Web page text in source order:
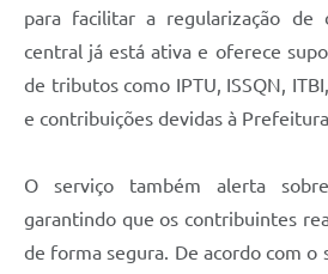
para facilitar a regularização de
central já está ativa e oferece
de tributos como IPTU, ISSQN,
e contribuições devidas à
O serviço também alerta
garantindo que os contribuintes
de forma segura. De acordo com o